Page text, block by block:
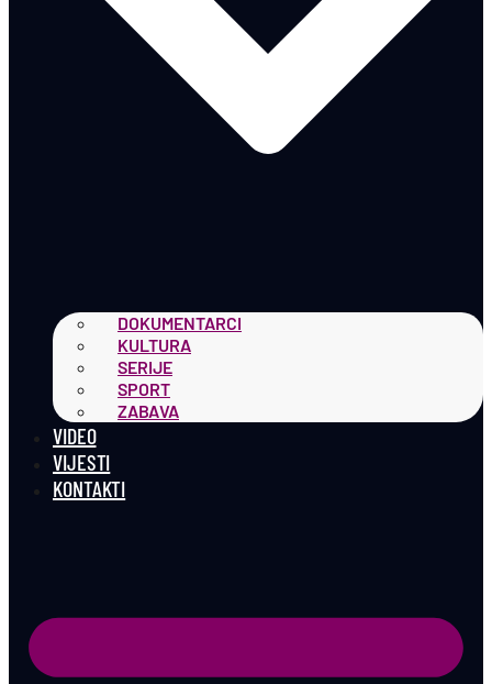
DOKUMENTARCI
KULTURA
SERIJE
SPORT
ZABAVA
VIDEO
VIJESTI
KONTAKTI